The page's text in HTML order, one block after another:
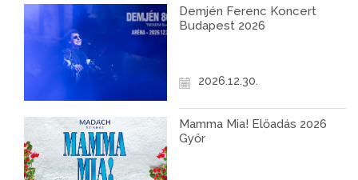
Demjén Ferenc Koncert
Budapest 2026
2026.12.30.
Mamma Mia! Előadás 2026
Győr